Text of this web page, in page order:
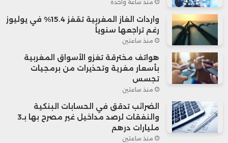
منذ ساعة واحدة
واردات الغاز المغربية تقفز 15.4% في يوليوز
رغم تراجعها سنوياً
منذ ساعتين
هواتف مخترقة تغزو الأسواق المغربية
بأسعار مغرية وتحذيرات من برمجيات
تجسس
منذ ساعتين
الضرائب تدقق في الحسابات البنكية
والنفقات لرصد مداخيل غير مصرح بها بـ3
مليارات درهم
منذ ساعتين